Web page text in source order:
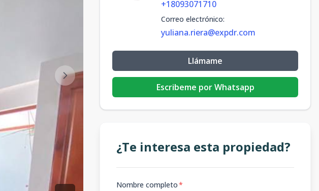
+18093071710
Correo electrónico:
yuliana.riera@expdr.com
Llámame
Escribeme por Whatsapp
¿Te interesa esta propiedad?
Nombre completo*